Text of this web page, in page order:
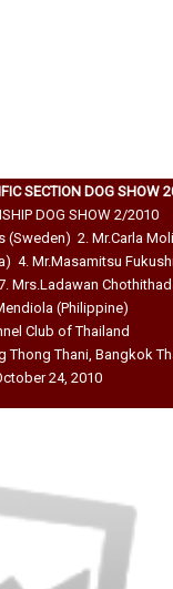
SECTION DOG SHOW
DOG SHOW 2/2010
(Sweden) 2. Mr.Carla
4. Mr.Masamitsu
Mrs.Ladawan
(Philippine)
Club of Thailand
Thong Thani, Bangkok
24, 2010